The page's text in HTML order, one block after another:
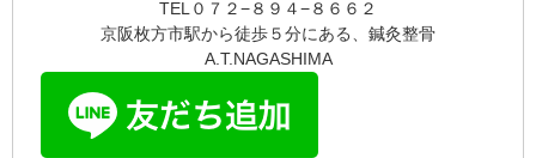
TEL０７２−８９４−８６６２
京阪枚方市駅から徒歩５分にある、鍼灸整骨
A.T.NAGASHIMA